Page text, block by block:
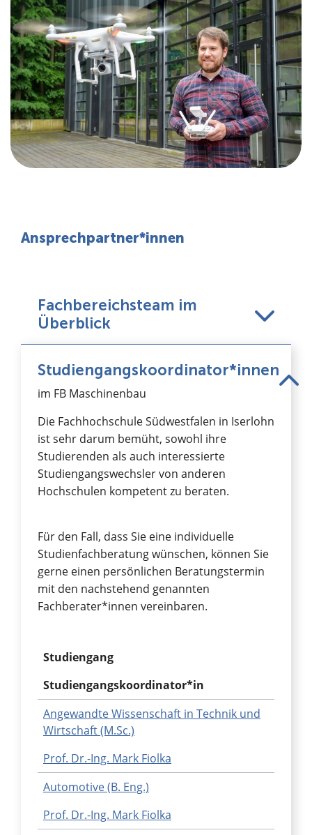
Ansprechpartner*innen
Fachbereichsteam im
Überblick
Studiengangskoordinator*innen
im FB Maschinenbau
Die Fachhochschule Südwestfalen in Iserlohn
ist sehr darum bemüht, sowohl ihre
Studierenden als auch interessierte
Studiengangswechsler von anderen
Hochschulen kompetent zu beraten.
Für den Fall, dass Sie eine individuelle
Studienfachberatung wünschen, können Sie
gerne einen persönlichen Beratungstermin
mit den nachstehend genannten
Fachberater*innen vereinbaren.
Studiengang
Studiengangskoordinator*in
Angewandte Wissenschaft in Technik und
Wirtschaft (M.Sc.)
Prof. Dr.-Ing. Mark Fiolka
Automotive (B. Eng.)
Prof. Dr.-Ing. Mark Fiolka